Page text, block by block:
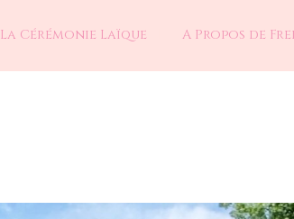
La Cérémonie Laïque A Propos de